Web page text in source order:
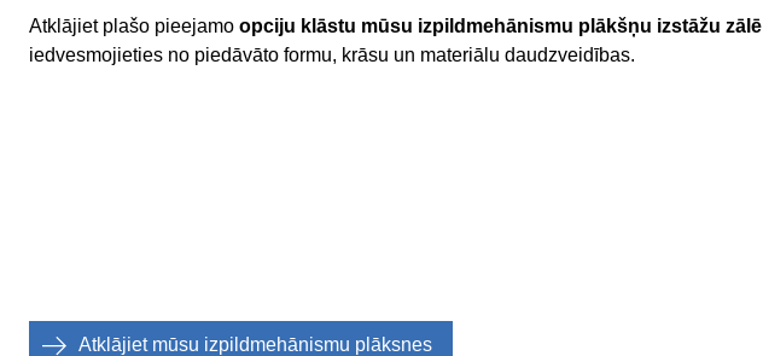
Atklājiet plašo pieejamo opciju klāstu mūsu izpildmehānismu plākšņu izstāžu zālē
iedvesmojieties no piedāvāto formu, krāsu un materiālu daudzveidības.
Atklājiet mūsu izpildmehānismu plāksnes